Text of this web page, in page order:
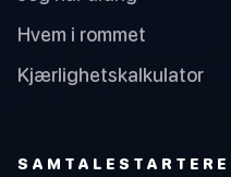
Hvem i rommet
Kjærlighetskalkulator
SAMTALESTARTERE